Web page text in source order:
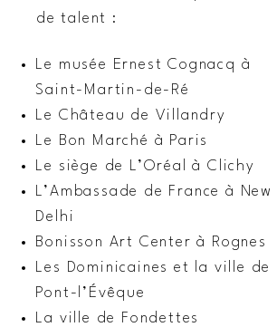
de talent :
Le musée Ernest Cognacq à
Saint-Martin-de-Ré
Le Château de Villandry
Le Bon Marché à Paris
Le siège de L’Oréal à Clichy
L’Ambassade de France à New
Delhi
Bonisson Art Center à Rognes
Les Dominicaines et la ville de
Pont-l’Évêque
La ville de Fondettes